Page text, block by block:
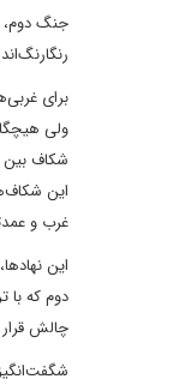
جنگ دوم،
برای
ولی
شکاف بین
این
غرب و
این
دوم که با
چالش